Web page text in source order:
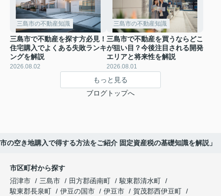
三島市の不動産知識
三島市で不動産を探す方必見！
住宅購入でよくある失敗ランキ
ングを解説
2026.08.02
三島市の不動産知識
三島市で不動産を買うならどこ
が狙い目？今後注目される開発
エリアと将来性を解説
2026.08.01
もっと見る
ブログトップへ
の空き地購入で得する方法をご紹介 固定資産税の基礎知識を解説」
市区町村から探す
沼津市
三島市 田方郡函南町
駿東郡清水町
駿東郡長泉町
伊豆の国市 伊豆市
賀茂郡西伊豆町